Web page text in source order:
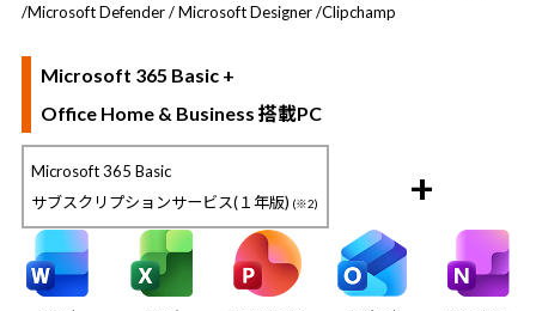
/Microsoft Defender / Microsoft Designer /Clipchamp
Microsoft 365 Basic +
Office Home & Business 搭載PC
Microsoft 365 Basic
サブスクリプションサービス(１年版) (※2) +